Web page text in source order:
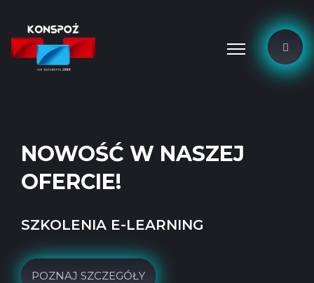
NOWOŚĆ W NASZEJ
OFERCIE!
SZKOLENIA E-LEARNING
POZNAJ SZCZEGÓŁY